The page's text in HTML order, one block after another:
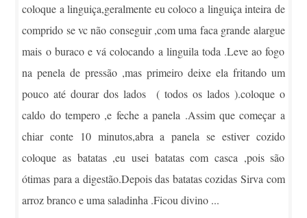
coloque a linguiça,geralmente eu coloco a linguiça inteira de
comprido se vc não conseguir ,com uma faca grande alargue
mais o buraco e vá colocando a linguila toda .Leve ao fogo
na penela de pressão ,mas primeiro deixe ela fritando um
pouco até dourar dos lados ( todos os lados ).coloque o
caldo do tempero ,e feche a panela .Assim que começar a
chiar conte 10 minutos,abra a panela se estiver cozido
coloque as batatas ,eu usei batatas com casca ,pois são
ótimas para a digestão.Depois das batatas cozidas Sirva com
arroz branco e uma saladinha .Ficou divino ...